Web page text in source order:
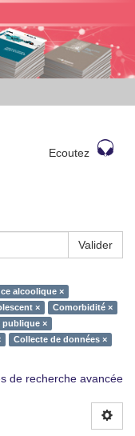
Ecoutez
Valider
alcoolique ×
×
Comorbidité ×
publique ×
Collecte de données ×
de recherche avancée